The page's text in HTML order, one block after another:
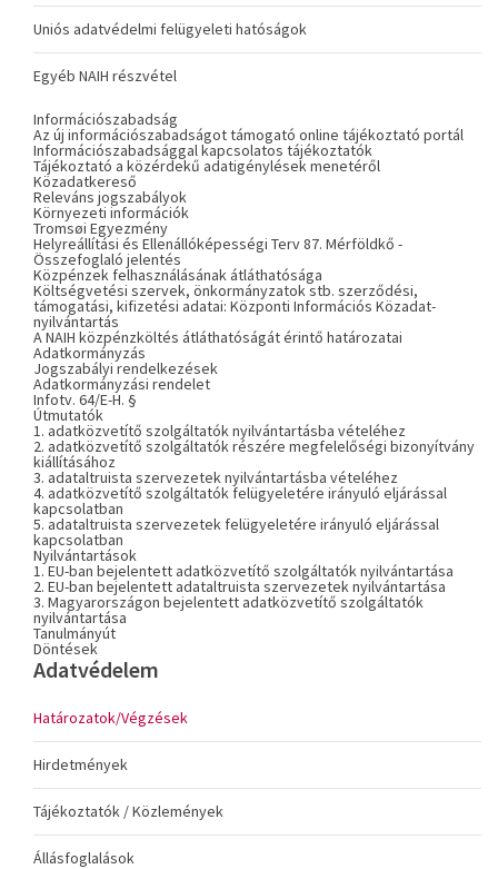
Uniós adatvédelmi felügyeleti hatóságok
Egyéb NAIH részvétel
Információszabadság
Az új információszabadságot támogató online tájékoztató portál
Információszabadsággal kapcsolatos tájékoztatók
Tájékoztató a közérdekű adatigénylések menetéről
Közadatkereső
Releváns jogszabályok
Környezeti információk
Tromsøi Egyezmény
Helyreállítási és Ellenállóképességi Terv 87. Mérföldkő -
Összefoglaló jelentés
Közpénzek felhasználásának átláthatósága
Költségvetési szervek, önkormányzatok stb. szerződési,
támogatási, kifizetési adatai: Központi Információs Közadat-
nyilvántartás
A NAIH közpénzköltés átláthatóságát érintő határozatai
Adatkormányzás
Jogszabályi rendelkezések
Adatkormányzási rendelet
Infotv. 64/E-H. §
Útmutatók
1. adatközvetítő szolgáltatók nyilvántartásba vételéhez
2. adatközvetítő szolgáltatók részére megfelelőségi bizonyítvány
kiállításához
3. adataltruista szervezetek nyilvántartásba vételéhez
4. adatközvetítő szolgáltatók felügyeletére irányuló eljárással
kapcsolatban
5. adataltruista szervezetek felügyeletére irányuló eljárással
kapcsolatban
Nyilvántartások
1. EU-ban bejelentett adatközvetítő szolgáltatók nyilvántartása
2. EU-ban bejelentett adataltruista szervezetek nyilvántartása
3. Magyarországon bejelentett adatközvetítő szolgáltatók
nyilvántartása
Tanulmányút
Döntések
Adatvédelem
Határozatok/Végzések
Hirdetmények
Tájékoztatók / Közlemények
Állásfoglalások